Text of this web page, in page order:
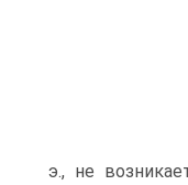
э., не